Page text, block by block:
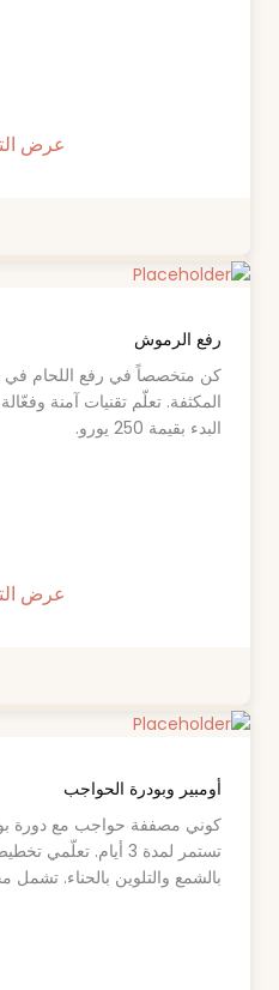
عرض
رفع الرموش
كن متخصصاً في رفع اللحام في
المكثفة. تعلّم تقنيات آمنة
البدء بقيمة 250 يورو.
عرض
أومبير وبودرة الحواجب
كوني مصففة حواجب مع دورة
تستمر لمدة 3 أيام.
بالشمع والتلوين بالحناء. تشمل